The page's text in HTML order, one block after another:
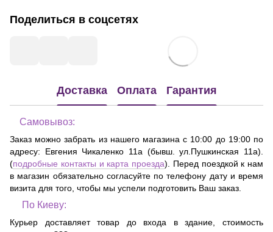
Поделиться в соцсетях
Доставка Оплата Гарантия
Самовывоз:
Заказ можно забрать из нашего магазина с 10:00 до 19:00 по
адресу: Евгения Чикаленко 11а (бывш. ул.Пушкинская 11а)
(подробные контакты и карта проезда). Перед поездкой к нам
в магазин обязательно согласуйте по телефону дату и время
визита для того, чтобы мы успели подготовить Ваш заказ.
По Киеву:
Курьер доставляет товар до входа в здание, стоимость